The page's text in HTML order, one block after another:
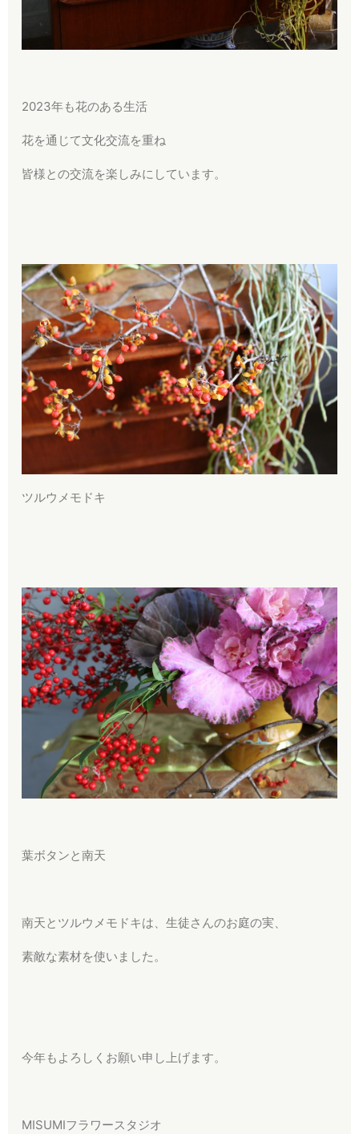
2023年も花のある生活
花を通じて文化交流を重ね
皆様との交流を楽しみにしています。
ツルウメモドキ
葉ボタンと南天
南天とツルウメモドキは、生徒さんのお庭の実、
素敵な素材を使いました。
今年もよろしくお願い申し上げます。
MISUMIフラワースタジオ